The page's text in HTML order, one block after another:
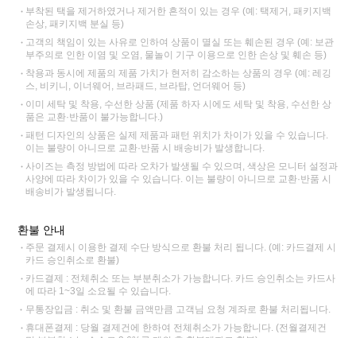
부착된 택을 제거하였거나 제거한 흔적이 있는 경우 (예: 택제거, 패키지백
손상, 패키지백 분실 등)
고객의 책임이 있는 사유로 인하여 상품이 멸실 또는 훼손된 경우 (예: 보관
부주의로 인한 이염 및 오염, 물놀이 기구 이용으로 인한 손상 및 훼손 등)
착용과 동시에 제품의 제품 가치가 현저히 감소하는 상품의 경우 (예: 레깅
스, 비키니, 이너웨어, 브라패드, 브라탑, 언더웨어 등)
이미 세탁 및 착용, 수선한 상품 (제품 하자 시에도 세탁 및 착용, 수선한 상
품은 교환·반품이 불가능합니다.)
패턴 디자인의 상품은 실제 제품과 패턴 위치가 차이가 있을 수 있습니다.
이는 불량이 아니므로 교환·반품 시 배송비가 발생합니다.
사이즈는 측정 방법에 따라 오차가 발생될 수 있으며, 색상은 모니터 설정과
사양에 따라 차이가 있을 수 있습니다. 이는 불량이 아니므로 교환·반품 시
배송비가 발생됩니다.
환불 안내
주문 결제시 이용한 결제 수단 방식으로 환불 처리 됩니다. (예: 카드결제 시
카드 승인취소로 환불)
카드결제 : 전체취소 또는 부분취소가 가능합니다. 카드 승인취소는 카드사
에 따라 1~3일 소요될 수 있습니다.
무통장입금 : 취소 및 환불 금액만큼 고객님 요청 계좌로 환불 처리됩니다.
휴대폰결제 : 당월 결제건에 한하여 전체취소가 가능합니다. (전월결제건